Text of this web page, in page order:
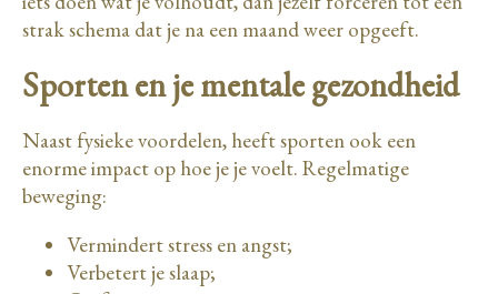
strak schema dat je na een maand weer opgeeft.
Sporten en je mentale gezondheid
Naast fysieke voordelen, heeft sporten ook een
enorme impact op hoe je je voelt. Regelmatige
beweging:
Vermindert stress en angst;
Verbetert je slaap;